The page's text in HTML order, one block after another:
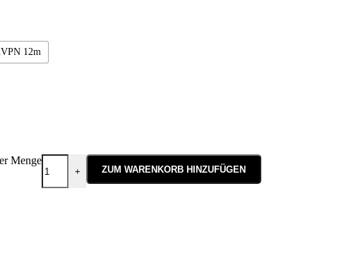
12m
Menge
+ ZUM WARENKORB HINZUFÜGEN